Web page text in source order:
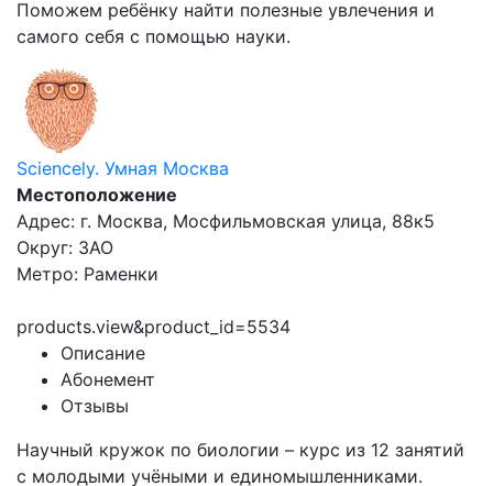
Поможем ребёнку найти полезные увлечения и
самого себя с помощью науки.
Sciencely. Умная Москва
Местоположение
Адрес: г. Москва, Мосфильмовская улица, 88к5
Округ: ЗАО
Метро: Раменки
products.view&product_id=5534
Описание
Абонемент
Отзывы
Научный кружок по биологии – курс из 12 занятий
с молодыми учёными и единомышленниками.